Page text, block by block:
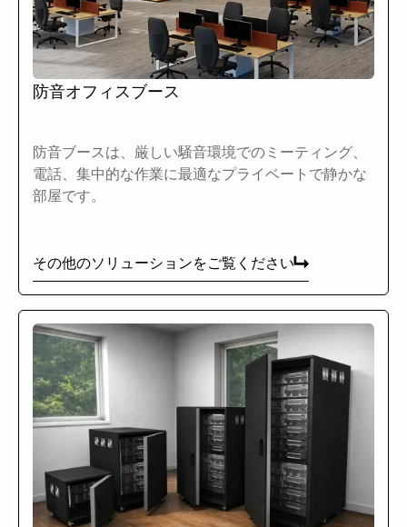
防音オフィスブース
防音ブースは、厳しい騒音環境でのミーティング、
電話、集中的な作業に最適なプライベートで静かな
部屋です。
その他のソリューションをご覧ください
その他のソリューションをご覧ください